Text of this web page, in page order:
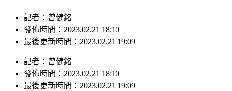
記者：曾健銘
發佈時間：2023.02.21 18:10
最後更新時間：2023.02.21 19:09
記者 ： 曾健銘
發佈時間： 2023.02.21 18:10
最後更新時間： 2023.02.21 19:09